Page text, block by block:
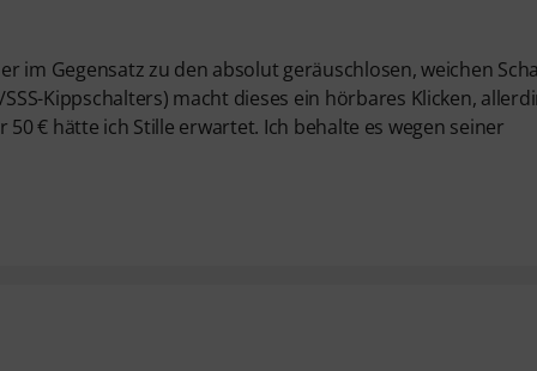
im Gegensatz zu den absolut geräuschlosen, weichen
Kippschalters) macht dieses ein hörbares Klicken,
€ hätte ich Stille erwartet. Ich behalte es wegen seiner